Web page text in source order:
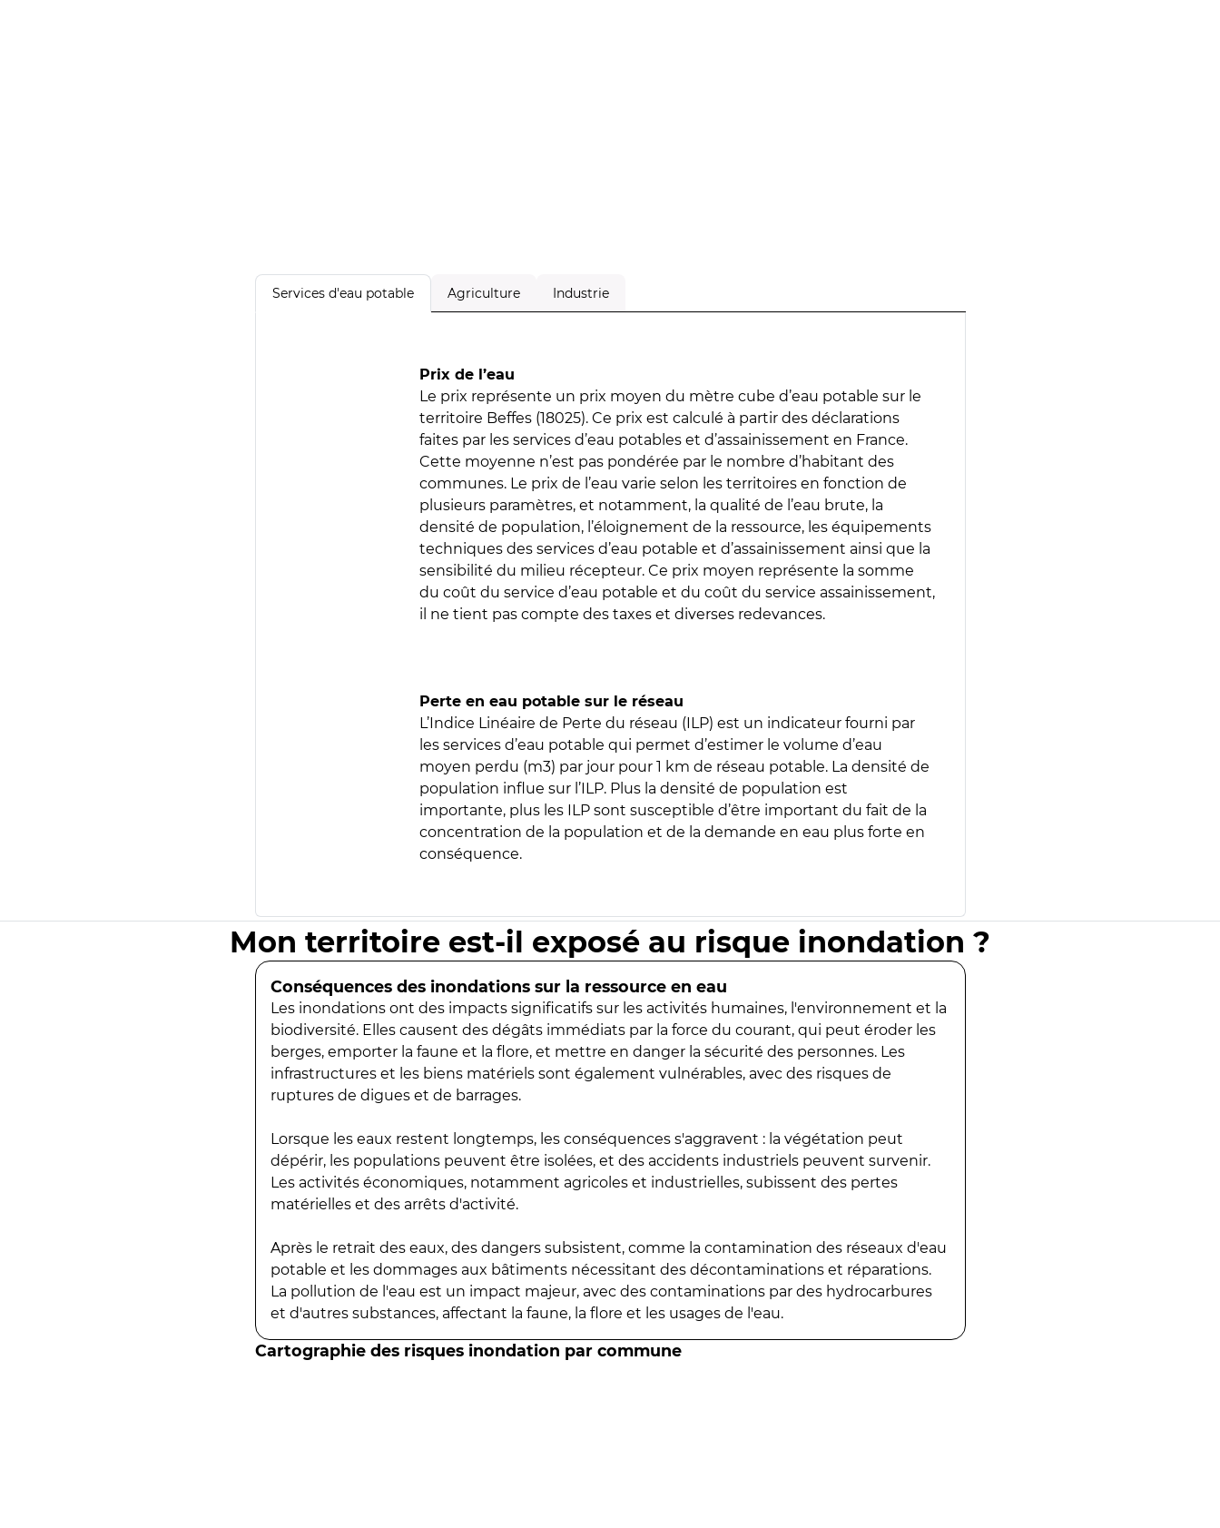
Services d'eau potable Agriculture Industrie
Prix de l’eau
Le prix représente un prix moyen du mètre cube d’eau potable sur le
territoire Beffes (18025). Ce prix est calculé à partir des déclarations
faites par les services d’eau potables et d’assainissement en France.
Cette moyenne n’est pas pondérée par le nombre d’habitant des
communes. Le prix de l’eau varie selon les territoires en fonction de
plusieurs paramètres, et notamment, la qualité de l’eau brute, la
densité de population, l’éloignement de la ressource, les équipements
techniques des services d’eau potable et d’assainissement ainsi que la
sensibilité du milieu récepteur. Ce prix moyen représente la somme
du coût du service d’eau potable et du coût du service assainissement,
il ne tient pas compte des taxes et diverses redevances.
Perte en eau potable sur le réseau
L’Indice Linéaire de Perte du réseau (ILP) est un indicateur fourni par
les services d’eau potable qui permet d’estimer le volume d’eau
moyen perdu (m3) par jour pour 1 km de réseau potable. La densité de
population influe sur l’ILP. Plus la densité de population est
importante, plus les ILP sont susceptible d’être important du fait de la
concentration de la population et de la demande en eau plus forte en
conséquence.
Mon territoire est-il exposé au risque inondation ?
Conséquences des inondations sur la ressource en eau
Les inondations ont des impacts significatifs sur les activités humaines, l'environnement et la
biodiversité. Elles causent des dégâts immédiats par la force du courant, qui peut éroder les
berges, emporter la faune et la flore, et mettre en danger la sécurité des personnes. Les
infrastructures et les biens matériels sont également vulnérables, avec des risques de
ruptures de digues et de barrages.
Lorsque les eaux restent longtemps, les conséquences s'aggravent : la végétation peut
dépérir, les populations peuvent être isolées, et des accidents industriels peuvent survenir.
Les activités économiques, notamment agricoles et industrielles, subissent des pertes
matérielles et des arrêts d'activité.
Après le retrait des eaux, des dangers subsistent, comme la contamination des réseaux d'eau
potable et les dommages aux bâtiments nécessitant des décontaminations et réparations.
La pollution de l'eau est un impact majeur, avec des contaminations par des hydrocarbures
et d'autres substances, affectant la faune, la flore et les usages de l'eau.
Cartographie des risques inondation par commune